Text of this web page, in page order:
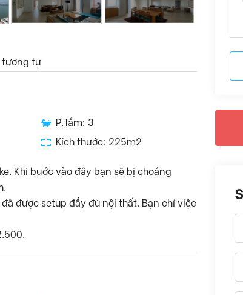
tương tự
P.Tắm: 3
Kích thước: 225m2
Khi bước vào đây bạn sẽ bị choáng
được setup đầy đủ nội thất. Bạn chỉ việc